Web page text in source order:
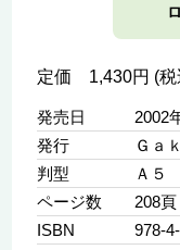
定価 1,430円 (税
発売日
2002
発行
Ｇａ
判型
Ａ５
ページ数
208頁
ISBN
978-